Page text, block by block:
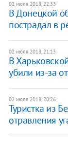
02 июля 2018, 22:33
В Донецкой
пострадал в
02 июля 2018, 21:13
В
убили из-за
02 июля 2018, 20:26
Туристка из
отравления